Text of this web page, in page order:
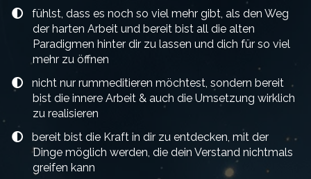
fühlst, dass es noch so viel mehr gibt, als den Weg
der harten Arbeit und bereit bist all die alten
Paradigmen hinter dir zu lassen und dich für so viel
mehr zu öffnen
nicht nur rummeditieren möchtest, sondern bereit
bist die innere Arbeit & auch die Umsetzung wirklich
zu realisieren
bereit bist die Kraft in dir zu entdecken, mit der
Dinge möglich werden, die dein Verstand nichtmals
greifen kann